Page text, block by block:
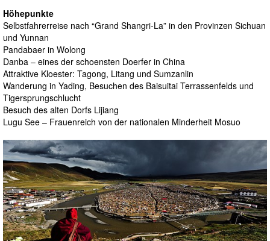
Höhepunkte
Selbstfahrerreise nach “Grand Shangri-La” in den Provinzen Sichuan
und Yunnan
Pandabaer in Wolong
Danba – eines der schoensten Doerfer in China
Attraktive Kloester: Tagong, Litang und Sumzanlin
Wanderung in Yading, Besuchen des Baisuitai Terrassenfelds und
Tigersprungschlucht
Besuch des alten Dorfs Lijiang
Lugu See – Frauenreich von der nationalen Minderheit Mosuo